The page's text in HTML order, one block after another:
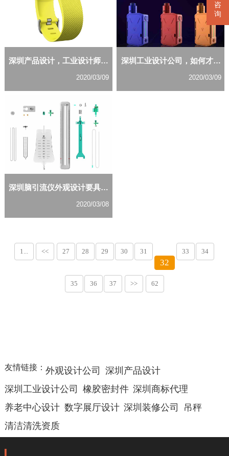
咨
询
深圳产品设计，工业设计师该怎样合理安排生活与工作？
2020/03/09
深圳工业设计公司，如何才能设计出消费者满意的产品？
2020/03/09
深圳脑引流仪外观设计要具备好的设计理念
2020/03/08
1... << 27 28 29 30 31
32
33 34
35 36 37 >> 62
友情链接： 外观设计公司
深圳产品设计
深圳工业设计公司
橡胶密封件 深圳商标代理
养老中心设计 数字展厅设计 深圳装修公司
吊秤
清洁清洗资质